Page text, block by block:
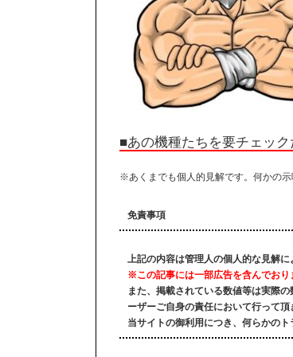
■あの機種たちを要チェック
※あくまでも個人的見解です。何かの
免責事項
上記の内容は管理人の個人的な見解
※この記事には一部広告を含んでお
また、掲載されている数値等は実際の
ーザーご自身の責任において行って頂
当サイトの御利用につき、何らかの